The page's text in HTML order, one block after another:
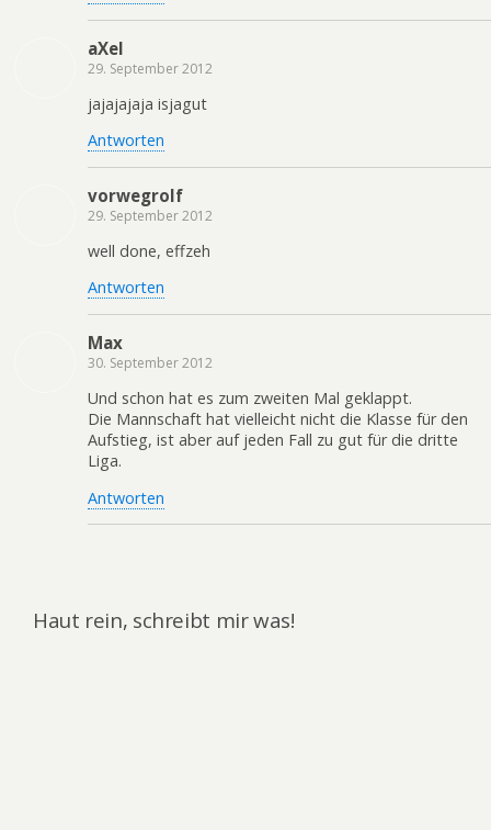
aXel
29. September 2012
jajajajaja isjagut
Antworten
vorwegrolf
29. September 2012
well done, effzeh
Antworten
Max
30. September 2012
Und schon hat es zum zweiten Mal geklappt.
Die Mannschaft hat vielleicht nicht die Klasse für den
Aufstieg, ist aber auf jeden Fall zu gut für die dritte
Liga.
Antworten
Haut rein, schreibt mir was!